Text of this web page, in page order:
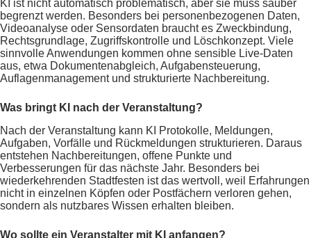
KI ist nicht automatisch problematisch, aber sie muss sauber
begrenzt werden. Besonders bei personenbezogenen Daten,
Videoanalyse oder Sensordaten braucht es Zweckbindung,
Rechtsgrundlage, Zugriffskontrolle und Löschkonzept. Viele
sinnvolle Anwendungen kommen ohne sensible Live-Daten
aus, etwa Dokumentenabgleich, Aufgabensteuerung,
Auflagenmanagement und strukturierte Nachbereitung.
Was bringt KI nach der Veranstaltung?
Nach der Veranstaltung kann KI Protokolle, Meldungen,
Aufgaben, Vorfälle und Rückmeldungen strukturieren. Daraus
entstehen Nachbereitungen, offene Punkte und
Verbesserungen für das nächste Jahr. Besonders bei
wiederkehrenden Stadtfesten ist das wertvoll, weil Erfahrungen
nicht in einzelnen Köpfen oder Postfächern verloren gehen,
sondern als nutzbares Wissen erhalten bleiben.
Wo sollte ein Veranstalter mit KI anfangen?